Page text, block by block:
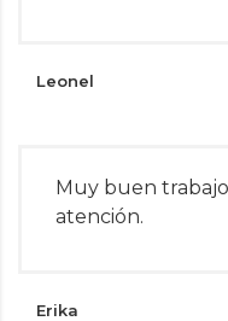
Leonel
Muy buen
atención.
Erika